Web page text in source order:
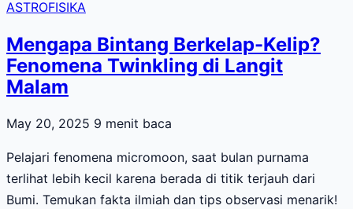
ASTROFISIKA
Mengapa Bintang Berkelap-Kelip?
Fenomena Twinkling di Langit
Malam
May 20, 2025 9 menit baca
Pelajari fenomena micromoon, saat bulan purnama
terlihat lebih kecil karena berada di titik terjauh dari
Bumi. Temukan fakta ilmiah dan tips observasi menarik!